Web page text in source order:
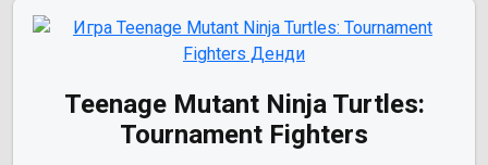
Teenage Mutant Ninja Turtles:
Tournament Fighters